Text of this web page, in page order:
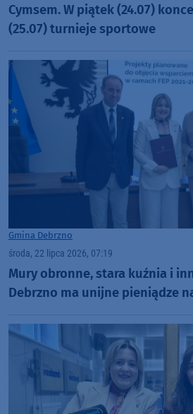
Cymsem. W piątek (24.07)
(25.07) turnieje sportowe
Gmina Debrzno
środa, 22 lipca 2026, 07:19
Mury obronne, stara kuźnia i
Debrzno ma unijne pieniądze